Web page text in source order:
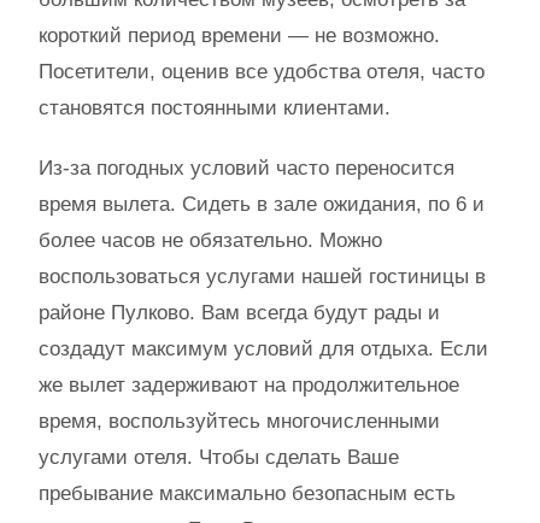
короткий период времени — не возможно.
Посетители, оценив все удобства отеля, часто
становятся постоянными клиентами.
Из-за погодных условий часто переносится
время вылета. Сидеть в зале ожидания, по 6 и
более часов не обязательно. Можно
воспользоваться услугами нашей гостиницы в
районе Пулково. Вам всегда будут рады и
создадут максимум условий для отдыха. Если
же вылет задерживают на продолжительное
время, воспользуйтесь многочисленными
услугами отеля. Чтобы сделать Ваше
пребывание максимально безопасным есть